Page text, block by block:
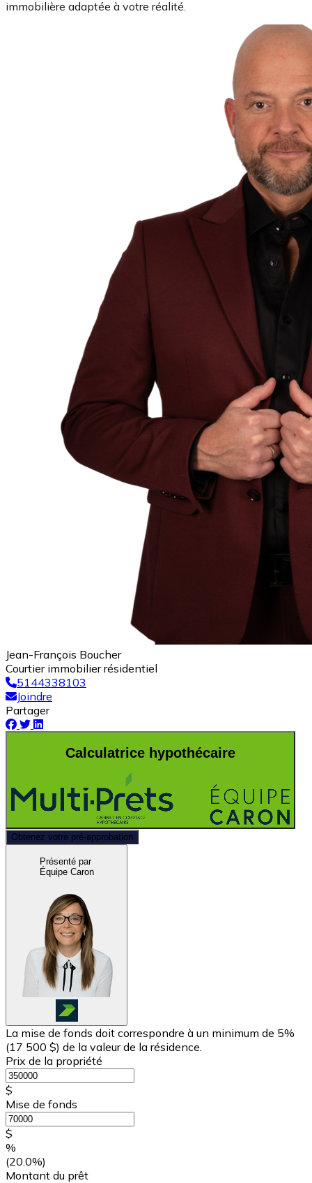
immobilière adaptée à votre réalité.
Jean-François Boucher
Courtier immobilier résidentiel
5144338103
Joindre
Partager
Calculatrice hypothécaire
Obtenez votre pré-approbation
Présenté par
Équipe Caron
La mise de fonds doit correspondre à un minimum de 5%
(17 500 $) de la valeur de la résidence.
Prix de la propriété
$
Mise de fonds
$
%
(20.0%)
Montant du prêt